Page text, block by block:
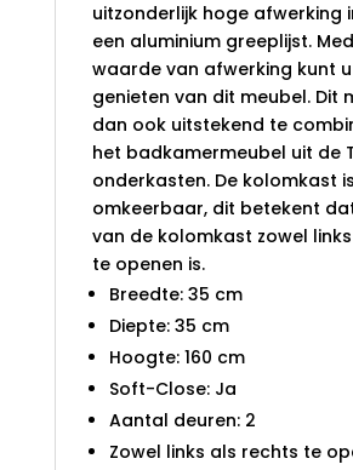
uitzonderlijk hoge afwerking
een aluminium greeplijst.
waarde van afwerking kunt
genieten van dit meubel. Dit
dan ook uitstekend te
het badkamermeubel uit de
onderkasten. De kolomkast is
omkeerbaar, dit betekent
van de kolomkast zowel
te openen is.
Breedte: 35 cm
Diepte: 35 cm
Hoogte: 160 cm
Soft-Close: Ja
Aantal deuren: 2
Zowel links als rechts te